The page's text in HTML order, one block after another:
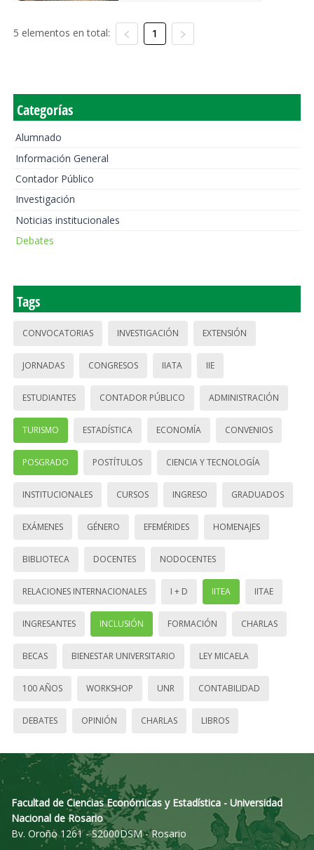
5 elementos en total: 1
Categorías
Alumnado
Información General
Contador Público
Investigación
Noticias institucionales
Debates
Tags
CONVOCATORIAS INVESTIGACIÓN EXTENSIÓN
JORNADAS CONGRESOS IIATA IIE
ESTUDIANTES CONTADOR PÚBLICO ADMINISTRACIÓN
TURISMO ESTADÍSTICA ECONOMÍA CONVENIOS
POSGRADO POSTÍTULOS CIENCIA Y TECNOLOGÍA
INSTITUCIONALES CURSOS INGRESO GRADUADOS
EXÁMENES GÉNERO EFEMÉRIDES HOMENAJES
BIBLIOTECA DOCENTES NODOCENTES
RELACIONES INTERNACIONALES I + D IITEA IITAE
INGRESANTES INCLUSIÓN FORMACIÓN CHARLAS
BECAS BIENESTAR UNIVERSITARIO LEY MICAELA
100 AÑOS WORKSHOP UNR CONTABILIDAD
DEBATES OPINIÓN CHARLAS LIBROS
Facultad de Ciencias Económicas y Estadística - Universidad
Nacional de Rosario
Bv. Oroño 1261 - S2000DSM - Rosario